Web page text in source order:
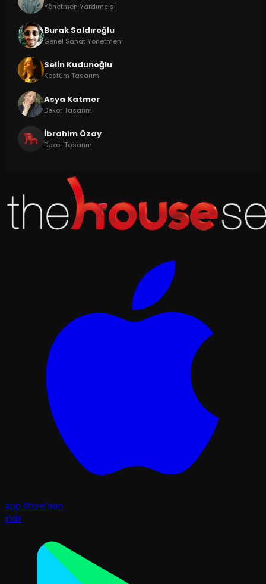
Yönetmen Yardımcısı
Burak Saldıroğlu
Genel Sanat Yönetmeni
Selin Kudunoğlu
Kostüm Tasarım
Asya Katmer
Dekor Tasarım
İbrahim Özay
Dekor Tasarım
App Store'dan
İndir